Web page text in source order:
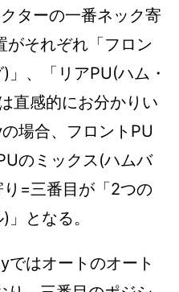
ターの一番ネック寄
がそれぞれ「フロン
」、「リアPU(ハム・
直感的にお分かりい
場合、フロントPU
のミックス(ハムバ
=三番目が「2つの
となる。
ではオートのオート